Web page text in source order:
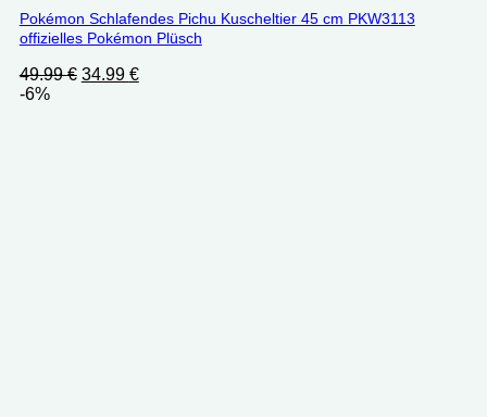
Pokémon Schlafendes Pichu Kuscheltier 45 cm PKW3113
offizielles Pokémon Plüsch
49.99€ Ursprünglicher
34.99 €Aktueller
-6%